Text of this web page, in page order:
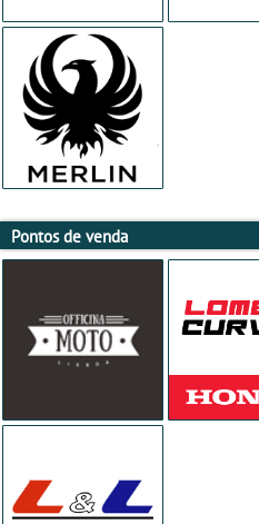
Pontos de venda